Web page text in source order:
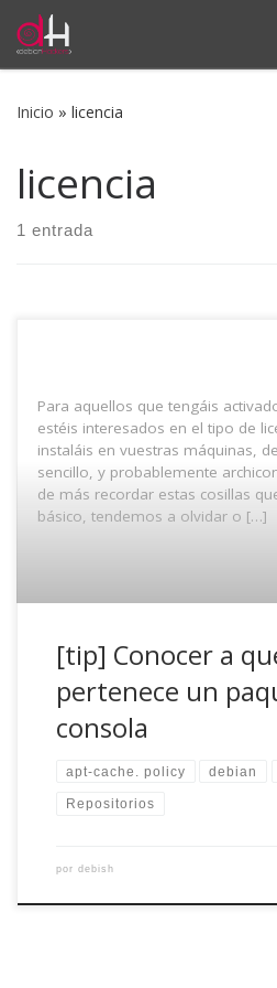
Saltar al contenido
Inicio » licencia
licencia
1 entrada
Para aquellos que tengáis
estéis interesados en el tipo de
instaláis en vuestras máquinas,
sencillo, y probablemente
de más recordar estas cosillas
básico, tendemos a olvidar o […]
[tip] Conocer a
pertenece un
consola
apt-cache. policy debian
Repositorios
por debish